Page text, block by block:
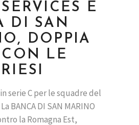
E
DI SAN
DOPPIA
LE
serie C per le squadre del
BANCA DI SAN MARINO
la Romagna Est,